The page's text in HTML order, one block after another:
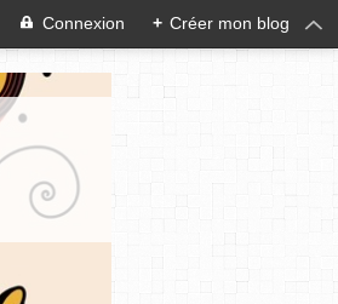
Connexion + Créer mon blog